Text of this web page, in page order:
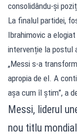
consolidându-și
La finalul partidei,
Ibrahimovic a
intervenție la postul
„Messi s-a
apropia de el. A
așa cum îl știm”, a
Messi, liderul
nou titlu mondial